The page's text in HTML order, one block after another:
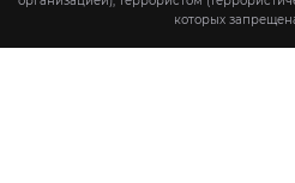
которых